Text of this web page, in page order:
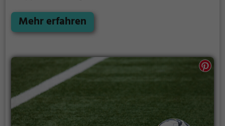
Kindergeburtstage, Betriebsfeiern oder Freizeitkicks
mit Freunden – unabhängig von Wetter und
wählbarer Spielzeiten an Wochen- und
Wochenendtagen ist der Soccer Court das perfekte
Angebot für alle, die spontan oder geplant ein
sicheres, wetterunabhängiges Fußballerlebnis
suchen.
Mehr erfahren